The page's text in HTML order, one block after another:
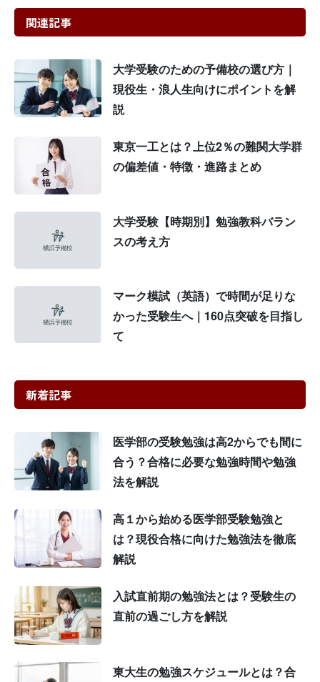
関連記事
大学受験のための予備校の選び方｜
現役生・浪人生向けにポイントを解
説
東京一工とは？上位2％の難関大学群
の偏差値・特徴・進路まとめ
大学受験【時期別】勉強教科バラン
スの考え方
マーク模試（英語）で時間が足りな
かった受験生へ｜160点突破を目指し
て
新着記事
医学部の受験勉強は高2からでも間に
合う？合格に必要な勉強時間や勉強
法を解説
高１から始める医学部受験勉強と
は？現役合格に向けた勉強法を徹底
解説
入試直前期の勉強法とは？受験生の
直前の過ごし方を解説
東大生の勉強スケジュールとは？合